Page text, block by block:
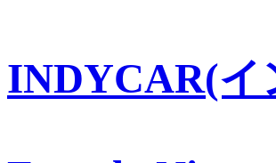
INDYCAR(イ